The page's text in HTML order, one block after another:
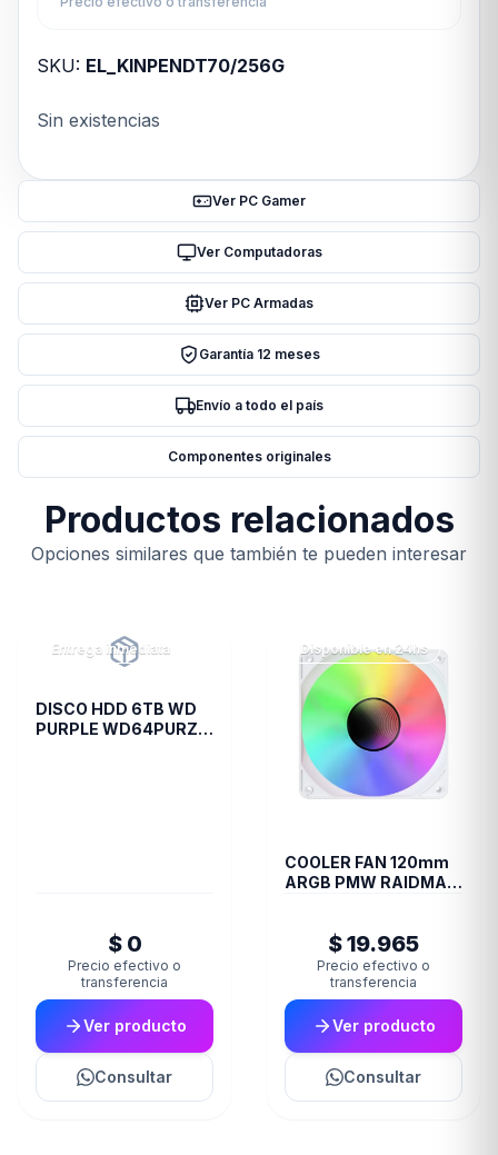
SKU: EL_KINPENDT70/256G
Sin existencias
Ver PC Gamer
Ver Computadoras
Ver PC Armadas
Garantía 12 meses
Envío a todo el país
Componentes originales
Productos relacionados
Opciones similares que también te pueden interesar
Entrega inmediata
DISCO HDD 6TB WD
PURPLE WD64PURZ
$ 0
Precio efectivo o
transferencia
Ver producto
Consultar
Disponible en 24hs
COOLER FAN 120mm
ARGB PMW RAIDMAX
$ 19.965
Precio efectivo o
transferencia
Ver producto
Consultar